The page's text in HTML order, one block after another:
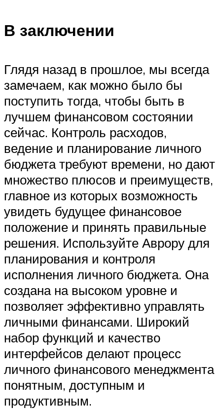
В заключении
Глядя назад в прошлое, мы всегда
замечаем, как можно было бы
поступить тогда, чтобы быть в
лучшем финансовом состоянии
сейчас. Контроль расходов,
ведение и планирование личного
бюджета требуют времени, но дают
множество плюсов и преимуществ,
главное из которых возможность
увидеть будущее финансовое
положение и принять правильные
решения. Используйте Аврору для
планирования и контроля
исполнения личного бюджета. Она
создана на высоком уровне и
позволяет эффективно управлять
личными финансами. Широкий
набор функций и качество
интерфейсов делают процесс
личного финансового менеджмента
понятным, доступным и
продуктивным.